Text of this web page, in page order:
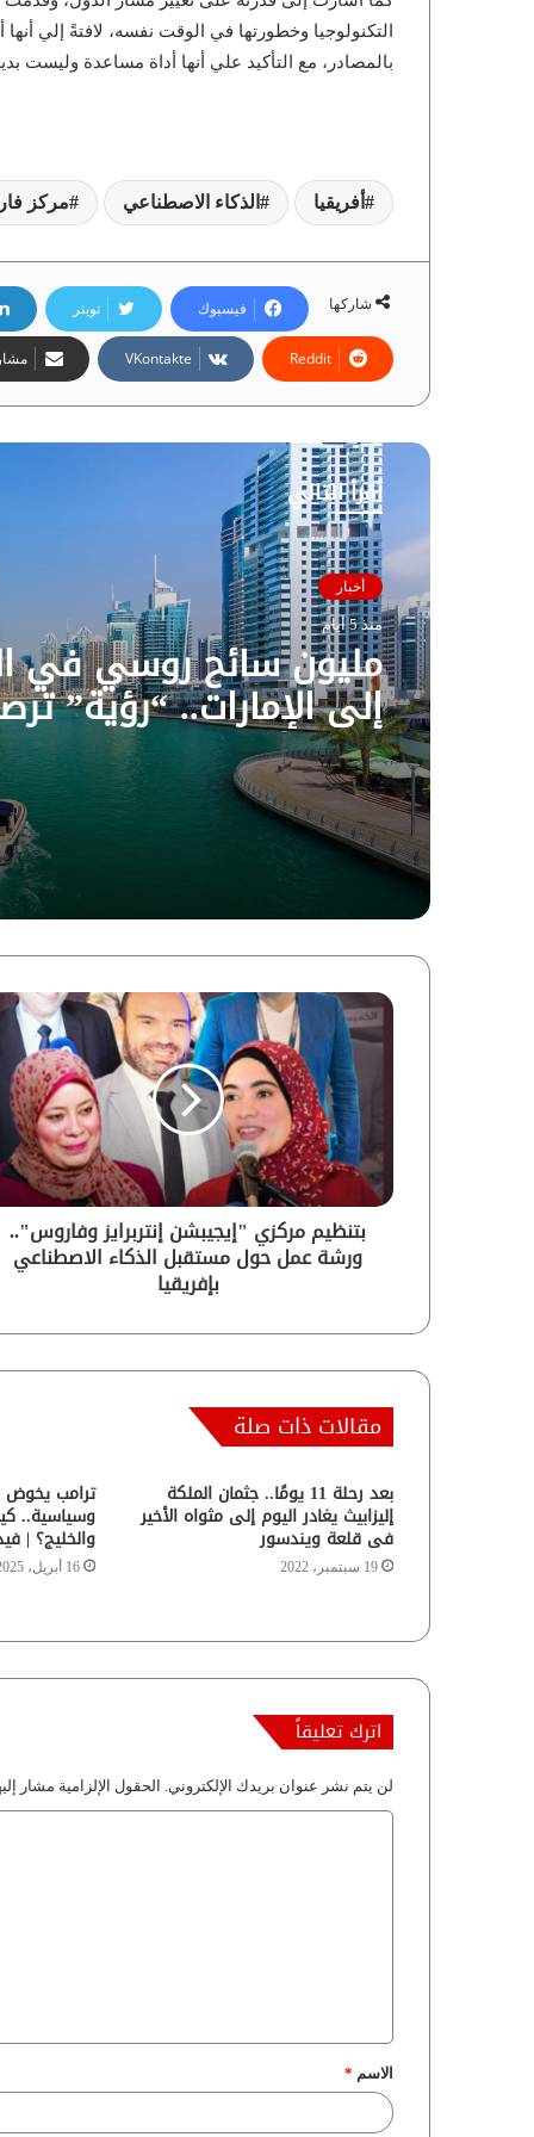
التكنولوجيا وخطورتها في الوقت نفسه، لافتةً إلي
بالمصادر، مع التأكيد علي أنها أداة مساعدة وليست
أفريقيا الذكاء الاصطناعي مركز
شاركها فيسبوك تويتر
أقرأ التالي
أخبار
منذ 5 أيام
مليون سائح روسي في
إلى الإمارات.. “رؤية”
أسباب الطفرة السياحية
بتنظيم مركزي "إيجيبشن إنتربرايز وفاروس"..
ورشة عمل حول مستقبل الذكاء الاصطناعي
بإفريقيا
مقالات ذات صلة
بعد رحلة 11 يومًا.. جثمان الملكة
إليزابيث يغادر اليوم إلى مثواه الأخير
فى قلعة ويندسور
19 سبتمبر، 2022
ترامب يخوض
وسياسية..
والخليج؟ |
16 أبريل، 2025
اترك تعليقاً
لن يتم نشر عنوان بريدك الإلكتروني. الحقول الإلزامية مشار
ق
*الاسم *